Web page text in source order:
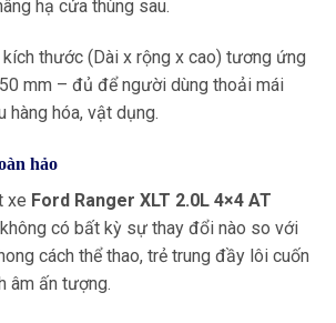
hạ cửa thùng sau.
kích thước (Dài x rộng x cao) tương ứng
mm – đủ để người dùng thoải mái
hàng hóa, vật dụng.
hảo
xe Ford Ranger XLT 2.0L 4×4 AT
có bất kỳ sự thay đổi nào so với
cách thể thao, trẻ trung đầy lôi cuốn
âm ấn tượng.